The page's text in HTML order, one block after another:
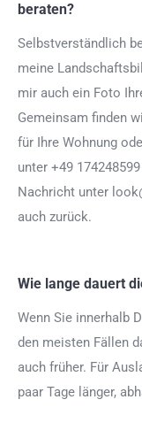
beraten?
Selbstverständlich
meine
mir auch ein Foto
Gemeinsam finden
für Ihre Wohnung
unter +49
Nachricht unter
auch zurück.
Wie lange dauert
Wenn Sie innerhalb
den meisten Fällen
auch früher. Für
paar Tage länger,